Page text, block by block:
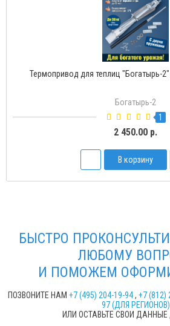
Термопривод для теплиц "Богатырь-
Богатырь-2
1
2 450.00 р.
В корзину
БЫСТРО
ЛЮБОМУ
И ПОМОЖЕМ
ПОЗВОНИТЕ НАМ +7 (495) 204-19-94, +7 (812)
97 (ДЛЯ РЕГИОНОВ)
ИЛИ ОСТАВЬТЕ СВОИ ДАННЫЕ